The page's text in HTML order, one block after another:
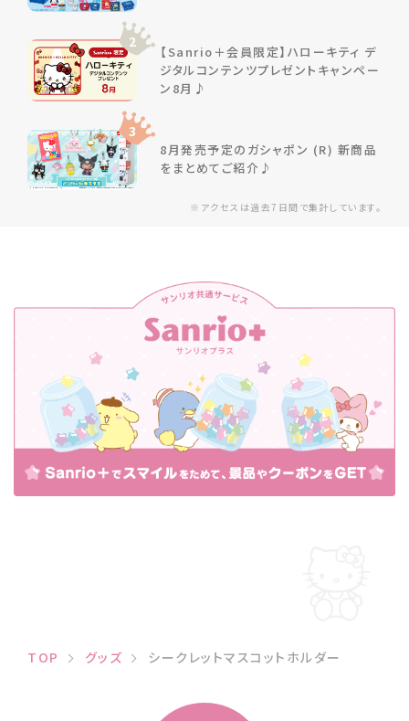
※アクセスは過去7日間で集計しています。
2
【Sanrio＋会員限定】ハローキティ デ
ジタルコンテンツプレゼントキャンペー
ン8月♪
3
8月発売予定のガシャポン (R) 新商品
をまとめてご紹介♪
TOP グッズ シークレットマスコットホルダー